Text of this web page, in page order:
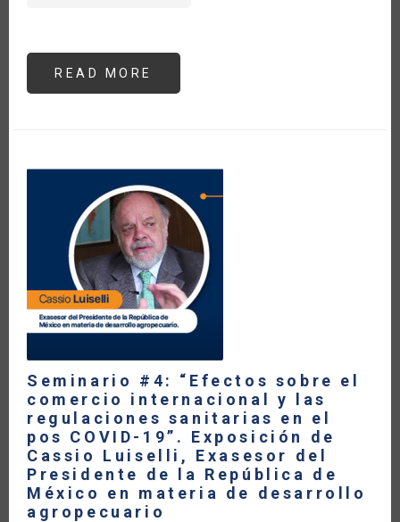
READ MORE
#4:
Y
LAS
REGULACIONES
SANITARIAS
EN
EL
POS
COVID-
19”.
EXPOSICIÓN
DE
ANABEL
GONZÁLEZ,
EXMINISTRA
COMERCIO
EXTERIOR
DE
COSTA
Seminario #4: “Efectos sobre el
comercio internacional y las
regulaciones sanitarias en el
pos COVID-19”. Exposición de
Cassio Luiselli, Exasesor del
Presidente de la República de
México en materia de desarrollo
agropecuario